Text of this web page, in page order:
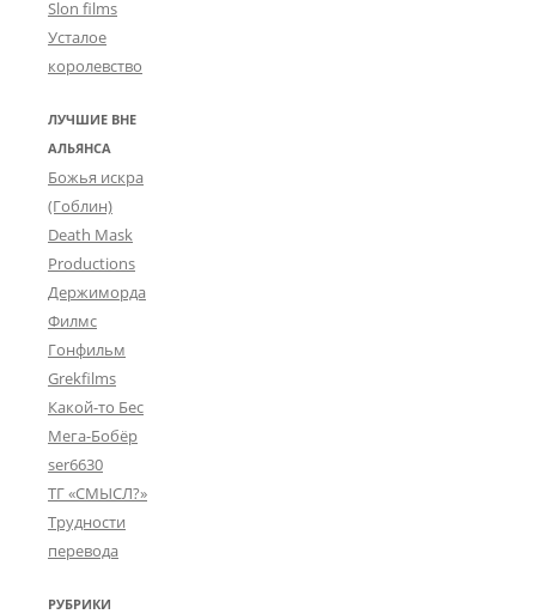
Slon films
Усталое
королевство
ЛУЧШИЕ ВНЕ
АЛЬЯНСА
Божья искра
(Гоблин)
Death Mask
Productions
Держиморда
Филмс
Гонфильм
Grekfilms
Какой-то Бес
Мега-Бобёр
ser6630
ТГ «СМЫСЛ?»
Трудности
перевода
РУБРИКИ